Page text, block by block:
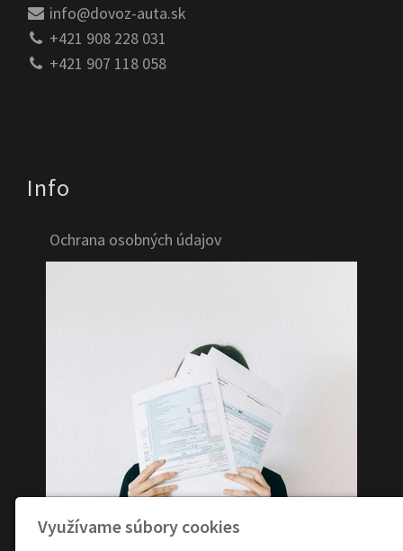
info@dovoz-auta.sk
+421 908 228 031
+421 907 118 058
Info
Ochrana osobných údajov
Využívame súbory cookies